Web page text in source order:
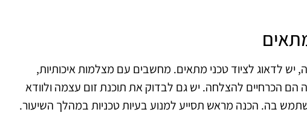
יש לדאוג לציוד טכני מתאים. מחשבים עם מצלמות איכותיות,
הם הכרחיים להצלחה. יש גם לבדוק את תוכנת זום עצמה ולוודא
בה. הכנה מראש תסייע למנוע בעיות טכניות במהלך השיעור.